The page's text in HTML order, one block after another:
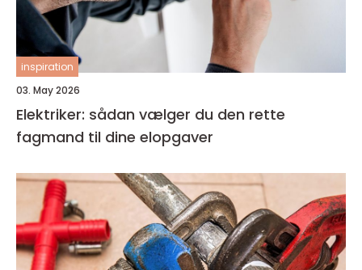
inspiration
03. May 2026
Elektriker: sådan vælger du den rette
fagmand til dine elopgaver